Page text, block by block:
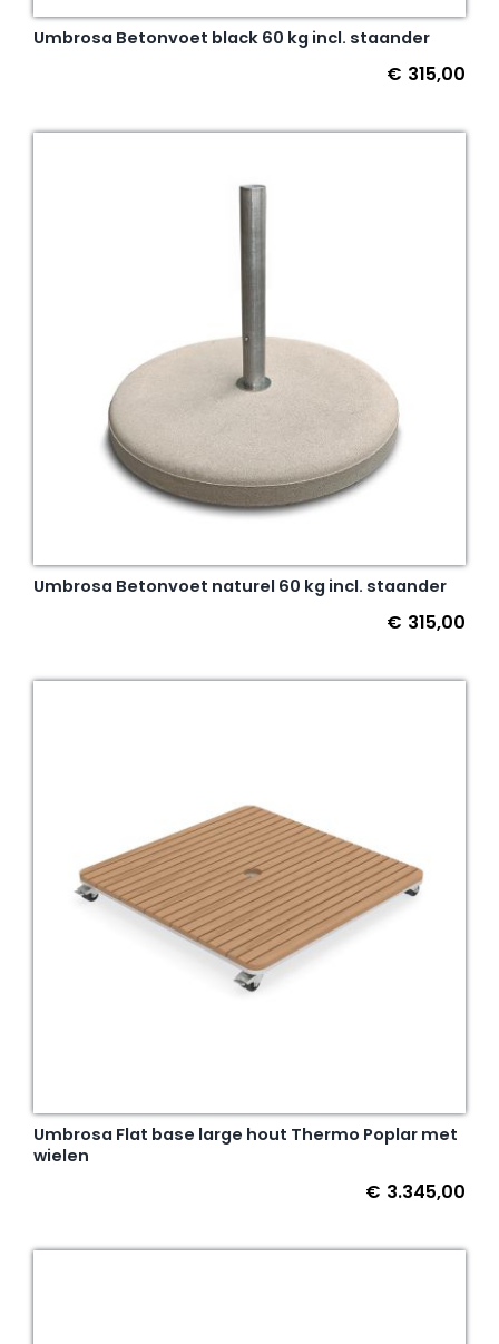
Umbrosa Betonvoet black 60 kg incl. staander
€ 315,00
Umbrosa Betonvoet naturel 60 kg incl. staander
€ 315,00
Umbrosa Flat base large hout Thermo Poplar met
wielen
€ 3.345,00